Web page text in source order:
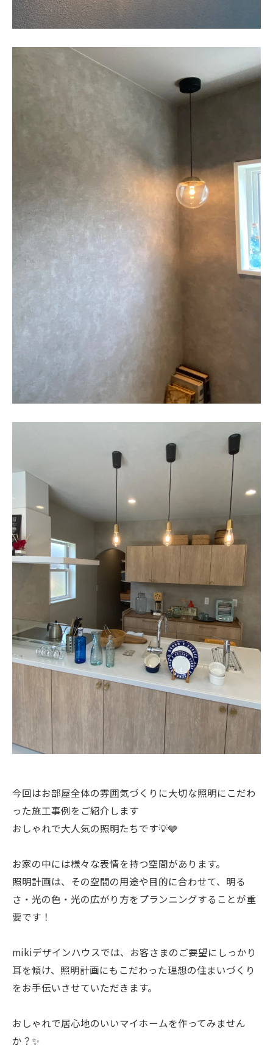
今回はお部屋全体の雰囲気づくりに大切な照明にこだわ
った施工事例をご紹介します
おしゃれで大人気の照明たちです💡🩶
お家の中には様々な表情を持つ空間があります。
照明計画は、その空間の用途や目的に合わせて、明る
さ・光の色・光の広がり方をプランニングすることが重
要です！
mikiデザインハウスでは、お客さまのご要望にしっかり
耳を傾け、照明計画にもこだわった理想の住まいづくり
をお手伝いさせていただきます。
おしゃれで居心地のいいマイホームを作ってみません
か？✨